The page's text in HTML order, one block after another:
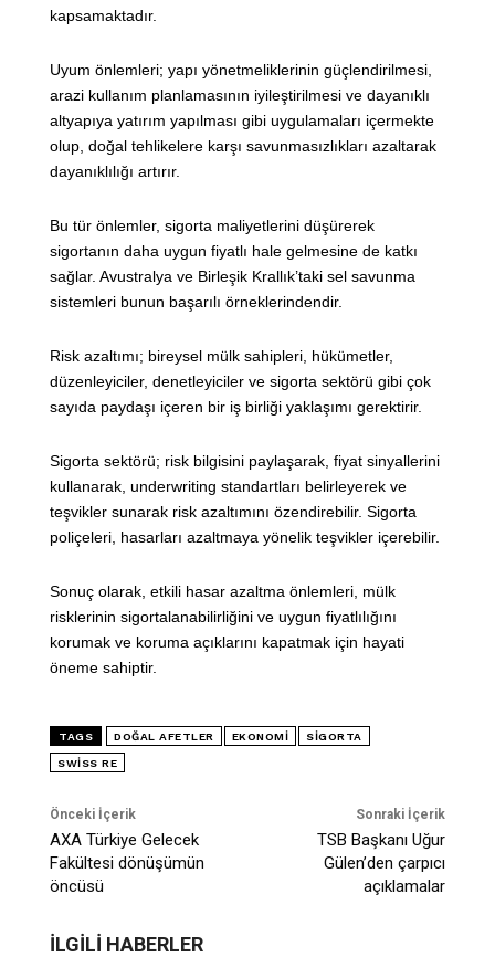
kapsamaktadır.
Uyum önlemleri; yapı yönetmeliklerinin güçlendirilmesi,
arazi kullanım planlamasının iyileştirilmesi ve dayanıklı
altyapıya yatırım yapılması gibi uygulamaları içermekte
olup, doğal tehlikelere karşı savunmasızlıkları azaltarak
dayanıklılığı artırır.
Bu tür önlemler, sigorta maliyetlerini düşürerek
sigortanın daha uygun fiyatlı hale gelmesine de katkı
sağlar. Avustralya ve Birleşik Krallık’taki sel savunma
sistemleri bunun başarılı örneklerindendir.
Risk azaltımı; bireysel mülk sahipleri, hükümetler,
düzenleyiciler, denetleyiciler ve sigorta sektörü gibi çok
sayıda paydaşı içeren bir iş birliği yaklaşımı gerektirir.
Sigorta sektörü; risk bilgisini paylaşarak, fiyat sinyallerini
kullanarak, underwriting standartları belirleyerek ve
teşvikler sunarak risk azaltımını özendirebilir. Sigorta
poliçeleri, hasarları azaltmaya yönelik teşvikler içerebilir.
Sonuç olarak, etkili hasar azaltma önlemleri, mülk
risklerinin sigortalanabilirliğini ve uygun fiyatlılığını
korumak ve koruma açıklarını kapatmak için hayati
öneme sahiptir.
TAGS DOĞAL AFETLER EKONOMI SIGORTA
SWISS RE
Önceki İçerik
AXA Türkiye Gelecek
Fakültesi dönüşümün
öncüsü
Sonraki İçerik
TSB Başkanı Uğur
Gülen’den çarpıcı
açıklamalar
İLGİLİ HABERLER